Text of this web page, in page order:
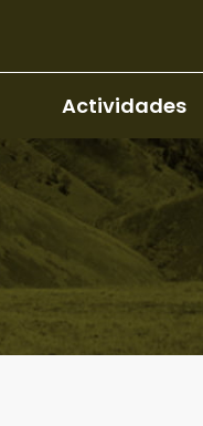
Actividades